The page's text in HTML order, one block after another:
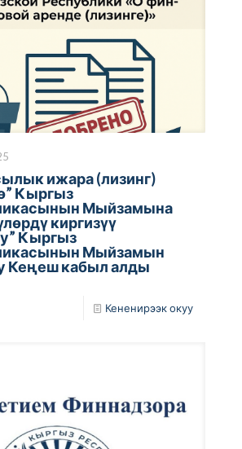
ижара (лизинг)
Кыргыз
Мыйзамына
киргизүү
Кыргыз
Мыйзамын
Кеңеш кабыл алды
Кененирээк окуу